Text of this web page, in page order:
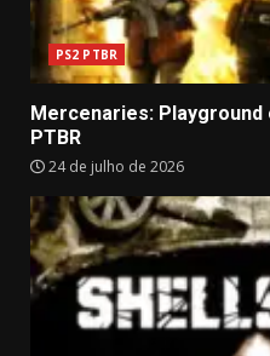
PS2 PTBR
Mercenaries:
PTBR
24 de julho de 2026